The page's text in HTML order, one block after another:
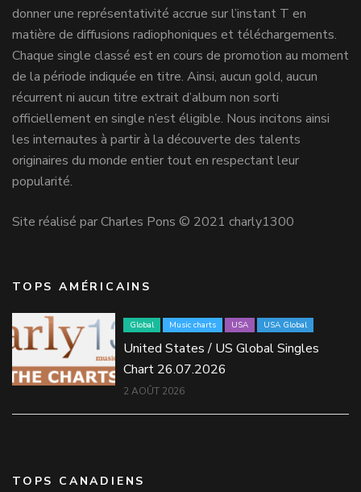
donner une représentativité accrue sur l’instant T en
matière de diffusions radiophoniques et téléchargements.
Chaque single classé est en cours de promotion au moment
de la période indiquée en titre. Ainsi, aucun gold, aucun
récurrent ni aucun titre extrait d’album non sorti
officiellement en single n’est éligible. Nous incitons ainsi
les internautes à partir à la découverte des talents
originaires du monde entier tout en respectant leur
popularité.
Site réalisé par Charles Pons © 2021 charly1300
TOPS AMÉRICAINS
Global Music charts USA USA Global
United States / US Global Singles
Chart 26.07.2026
2 AOÛT 2026
TOPS CANADIENS